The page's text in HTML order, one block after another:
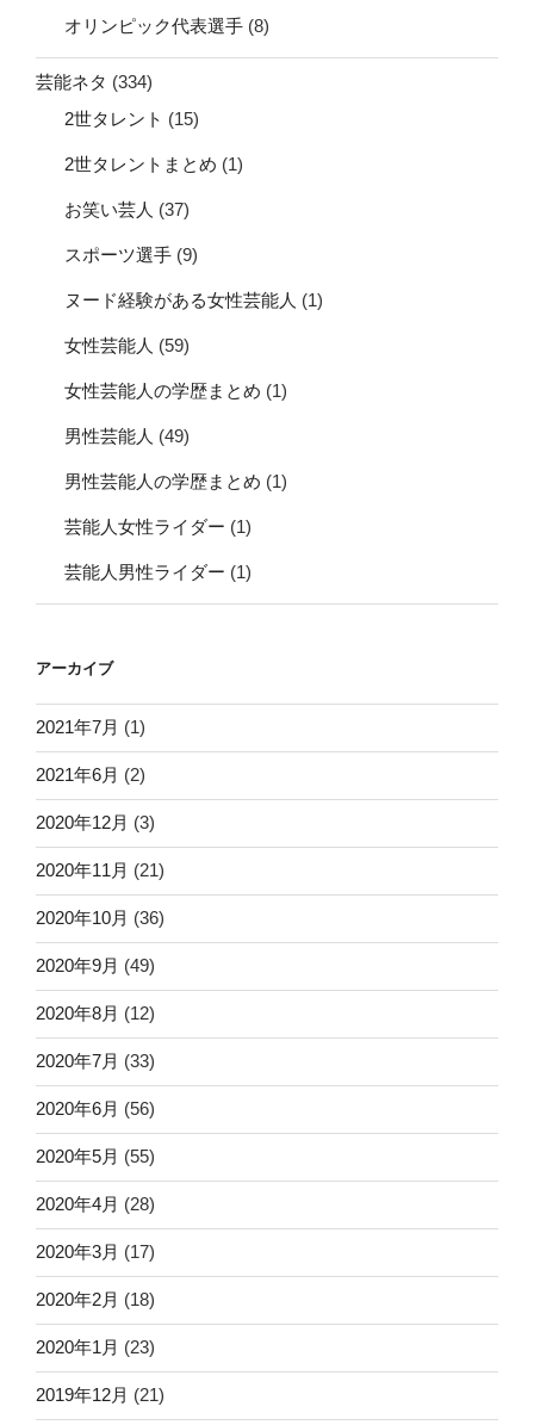
オリンピック代表選手 (8)
芸能ネタ (334)
2世タレント (15)
2世タレントまとめ (1)
お笑い芸人 (37)
スポーツ選手 (9)
ヌード経験がある女性芸能人 (1)
女性芸能人 (59)
女性芸能人の学歴まとめ (1)
男性芸能人 (49)
男性芸能人の学歴まとめ (1)
芸能人女性ライダー (1)
芸能人男性ライダー (1)
アーカイブ
2021年7月 (1)
2021年6月 (2)
2020年12月 (3)
2020年11月 (21)
2020年10月 (36)
2020年9月 (49)
2020年8月 (12)
2020年7月 (33)
2020年6月 (56)
2020年5月 (55)
2020年4月 (28)
2020年3月 (17)
2020年2月 (18)
2020年1月 (23)
2019年12月 (21)